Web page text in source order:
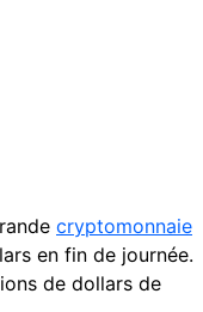
cryptomonnaie
en fin de journée.
de dollars de